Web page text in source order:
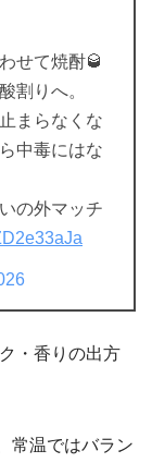
せて焼酎🥃
割りへ。
まらなくな
中毒にはな
の外マッチ
・香りの出方
常温ではバラン